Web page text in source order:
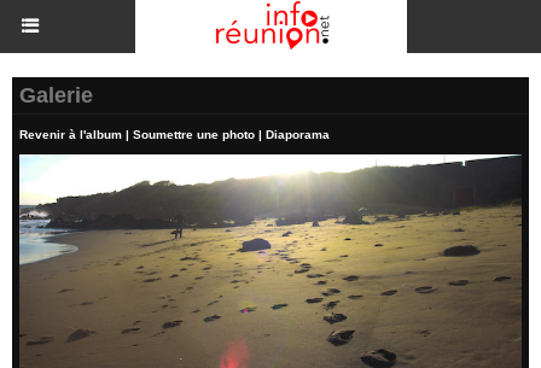
Galerie
Revenir à l'album | Soumettre une photo | Diaporama